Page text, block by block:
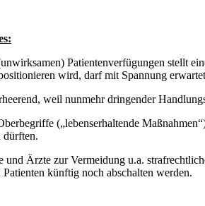
Patientenverfügungen stellt
wird, darf mit Spannung
weil nunmehr dringender
(„lebenserhaltende
dürften.
Ärzte zur Vermeidung u.a.
künftig noch abschalten werden.